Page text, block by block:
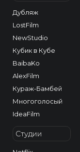
Дубляж
LostFilm
NewStudio
Кубик в Кубе
BaibaKo
AlexFilm
Кураж-Бамбей
Многоголосый
IdeaFilm
Студии